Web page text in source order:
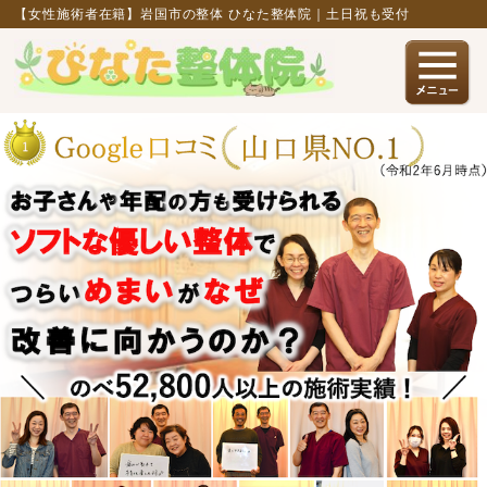
【女性施術者在籍】岩国市の整体 ひなた整体院｜土日祝も受付